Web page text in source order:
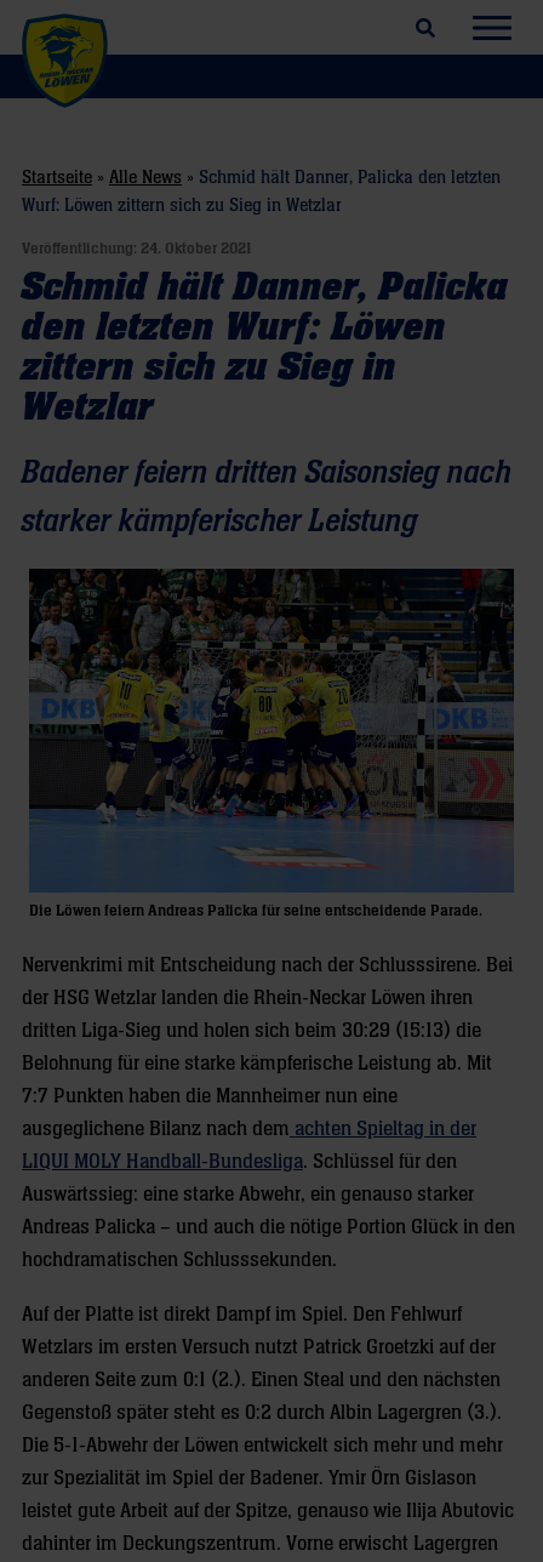
Suchfeld öffnen
Startseite » Alle News » Schmid hält Danner, Palicka den letzten
Wurf: Löwen zittern sich zu Sieg in Wetzlar
Veröffentlichung: 24. Oktober 2021
Schmid hält Danner, Palicka
den letzten Wurf: Löwen
zittern sich zu Sieg in
Wetzlar
Badener feiern dritten Saisonsieg nach
starker kämpferischer Leistung
Die Löwen feiern Andreas Palicka für seine entscheidende Parade.
Nervenkrimi mit Entscheidung nach der Schlusssirene. Bei
der HSG Wetzlar landen die Rhein-Neckar Löwen ihren
dritten Liga-Sieg und holen sich beim 30:29 (15:13) die
Belohnung für eine starke kämpferische Leistung ab. Mit
7:7 Punkten haben die Mannheimer nun eine
ausgeglichene Bilanz nach dem achten Spieltag in der
LIQUI MOLY Handball-Bundesliga. Schlüssel für den
Auswärtssieg: eine starke Abwehr, ein genauso starker
Andreas Palicka – und auch die nötige Portion Glück in den
hochdramatischen Schlusssekunden.
Auf der Platte ist direkt Dampf im Spiel. Den Fehlwurf
Wetzlars im ersten Versuch nutzt Patrick Groetzki auf der
anderen Seite zum 0:1 (2.). Einen Steal und den nächsten
Gegenstoß später steht es 0:2 durch Albin Lagergren (3.).
Die 5-1-Abwehr der Löwen entwickelt sich mehr und mehr
zur Spezialität im Spiel der Badener. Ymir Örn Gislason
leistet gute Arbeit auf der Spitze, genauso wie Ilija Abutovic
dahinter im Deckungszentrum. Vorne erwischt Lagergren